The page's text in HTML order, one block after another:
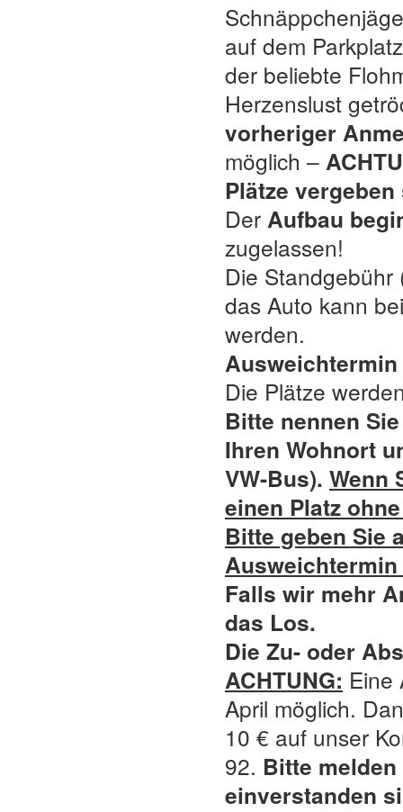
auf dem
der beliebte
Herzenslust
vorheriger
möglich –
Plätze
Der Aufbau
zugelassen!
Die
das Auto kann
werden.
Die Plätze
Bitte nennen
Ihren Wohnort
VW-Bus). Wenn
einen Platz
Bitte geben Sie
Falls wir mehr
das Los.
Die Zu- oder
ACHTUNG: Eine
April möglich.
10 € auf unser
92. Bitte
einverstanden